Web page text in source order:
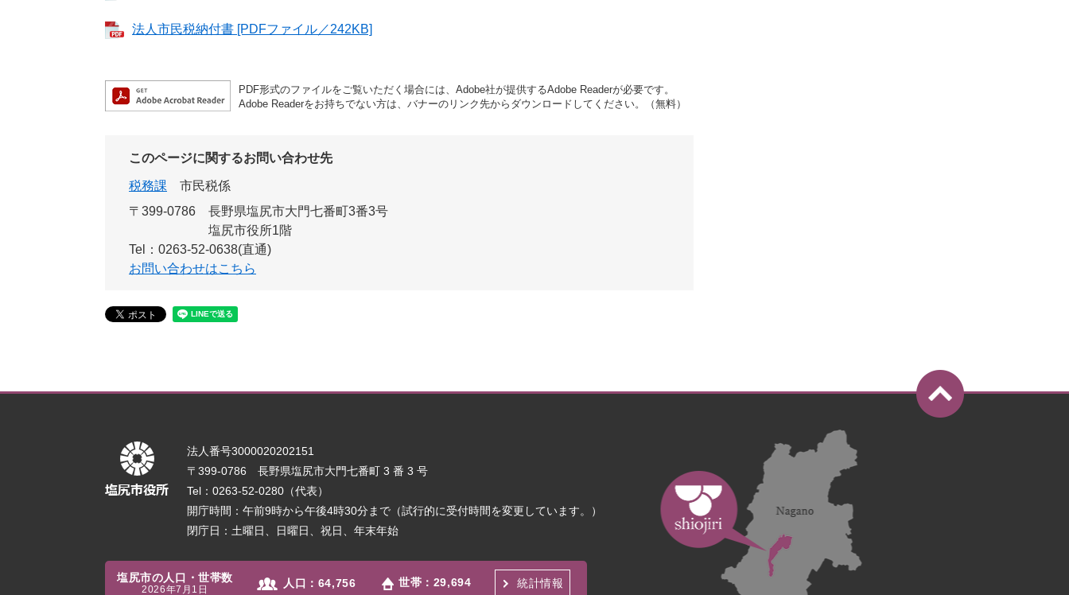
法人市民税納付書 [PDFファイル／242KB]
PDF形式のファイルをご覧いただく場合には、Adobe社が提供するAdobe Readerが必要です。
Adobe Readerをお持ちでない方は、バナーのリンク先からダウンロードしてください。（無料）
このページに関するお問い合わせ先
税務課
市民税係
〒399-0786
長野県塩尻市大門七番町3番3号
塩尻市役所1階
Tel：0263-52-0638(直通)
お問い合わせはこちら
法人番号3000020202151
〒399-0786 長野県塩尻市大門七番町 3 番 3 号
Tel：0263-52-0280（代表）
開庁時間：午前9時から午後4時30分まで（試行的に受付時間を変更しています。）
閉庁日：土曜日、日曜日、祝日、年末年始
塩尻市の人口・世帯数
2026年7月1日 人口： 64,756 世帯： 29,694 統計情報